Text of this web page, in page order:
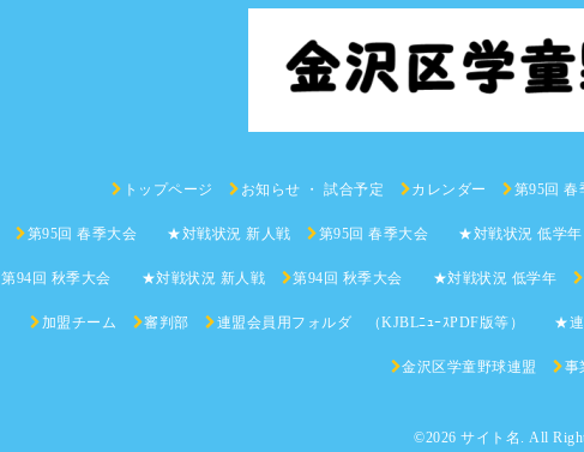
トップページ お知らせ ・ 試合予定 カレンダー 第95回
第95回 春季大会 ★対戦状況 新人戦 第95回 春季大会 ★対戦状況 低学年
第94回 秋季大会 ★対戦状況 新人戦 第94回 秋季大会 ★対戦状況 低学年
加盟チーム 審判部 連盟会員用フォルダ （KJBLﾆｭｰｽPDF版等） ★連
金沢区学童野球連盟 事
©2026 サイト名 . All